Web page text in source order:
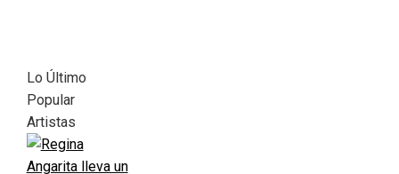
Lo Último
Popular
Artistas